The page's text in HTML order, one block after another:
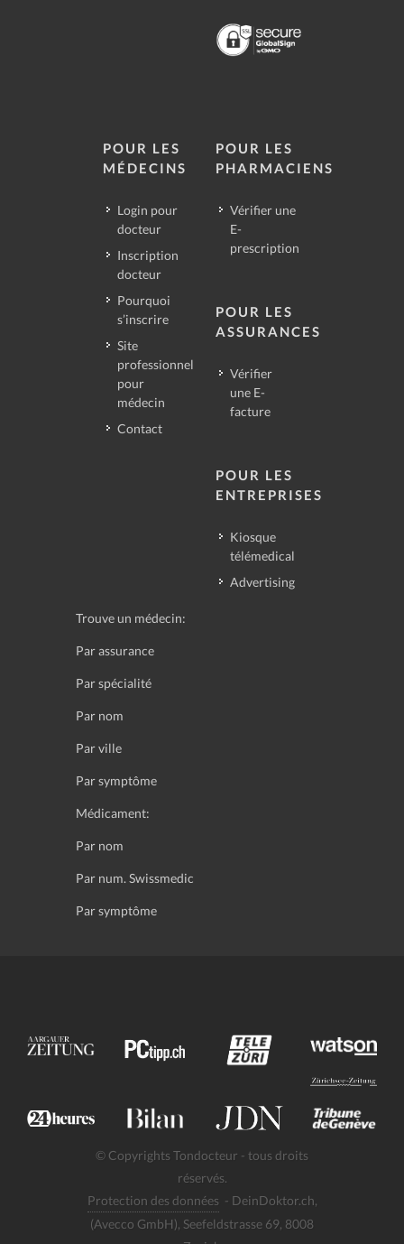
POUR LES
MÉDECINS
Login pour
docteur
Inscription
docteur
Pourquoi
s’inscrire
Site
professionnel
pour
médecin
Contact
POUR LES
PHARMACIENS
Vérifier une
E-
prescription
POUR LES
ASSURANCES
Vérifier
une E-
facture
POUR LES
ENTREPRISES
Kiosque
télémedical
Advertising
Trouve un médecin:
Par assurance
Par spécialité
Par nom
Par ville
Par symptôme
Médicament:
Par nom
Par num. Swissmedic
Par symptôme
© Copyrights Tondocteur - tous droits
réservés.
Protection des données - DeinDoktor.ch,
(Avecco GmbH), Seefeldstrasse 69, 8008